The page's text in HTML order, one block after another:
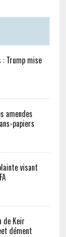
Trump mise
amendes
papiers
visant
de Keir
dément